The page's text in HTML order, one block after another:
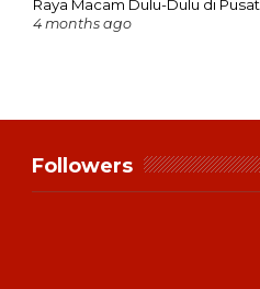
Raya Macam Dulu-Dulu di
4 months ago
Followers